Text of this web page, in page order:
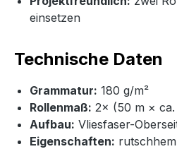
einsetzen
Technische Daten
Grammatur: 180 g/m²
Rollenmaß: 2× (50 m × ca.
Aufbau: Vliesfaser-
Eigenschaften: